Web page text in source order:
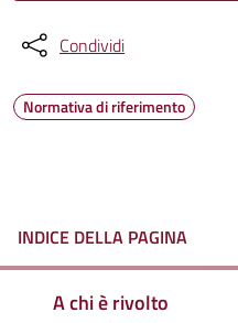
Condividi
Normativa di riferimento
INDICE DELLA PAGINA
A chi è rivolto